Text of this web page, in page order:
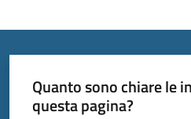
Quanto sono chiare le
questa pagina?